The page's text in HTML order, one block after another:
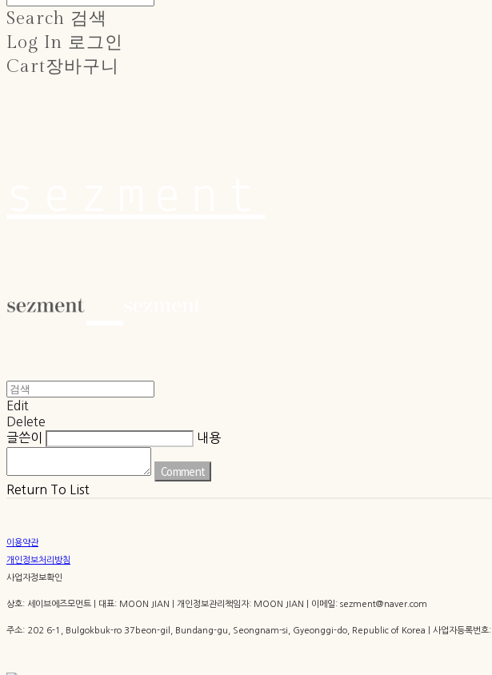
Search 검색
Log In 로그인
Cart장바구니
Edit
Delete
글쓴이
내용
Comment
Return To List
이용약관
개인정보처리방침
사업자정보확인
상호: 세이브에즈모먼트 | 대표: MOON JIAN | 개인정보관리책임자: MOON JIAN | 이메일: sezment@naver.com
주소: 202 6-1, Bulgokbuk-ro 37beon-gil, Bundang-gu, Seongnam-si, Gyeonggi-do, Republic of Korea | 사업자등록번호: